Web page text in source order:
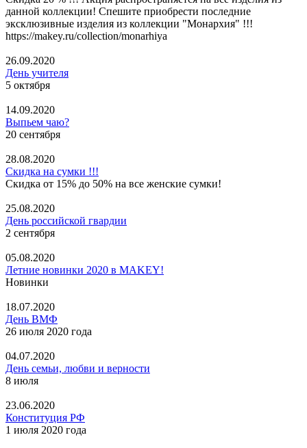
данной коллекции! Спешите приобрести последние
эксклюзивные изделия из коллекции "Монархия" !!!
https://makey.ru/collection/monarhiya
26.09.2020
День учителя
5 октября
14.09.2020
Выпьем чаю?
20 сентября
28.08.2020
Скидка на сумки !!!
Скидка от 15% до 50% на все женские сумки!
25.08.2020
День российской гвардии
2 сентября
05.08.2020
Летние новинки 2020 в MAKEY!
Новинки
18.07.2020
День ВМФ
26 июля 2020 года
04.07.2020
День семьи, любви и верности
8 июля
23.06.2020
Конституция РФ
1 июля 2020 года